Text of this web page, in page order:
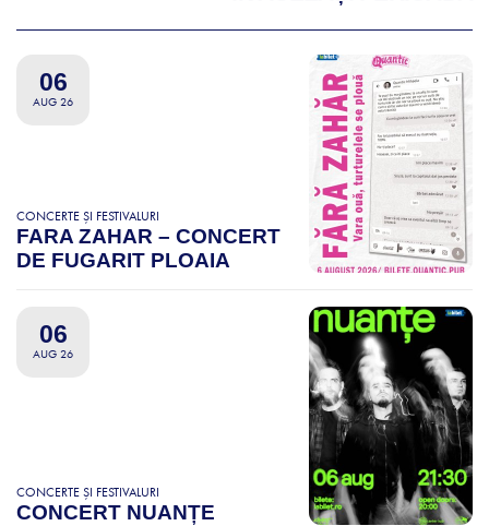
06
AUG 26
CONCERTE ȘI FESTIVALURI
FARA ZAHAR – CONCERT
DE FUGARIT PLOAIA
06
AUG 26
CONCERTE ȘI FESTIVALURI
CONCERT NUANȚE